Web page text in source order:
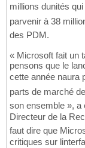
millions dunités
parvenir à 38
des PDM.
« Microsoft fait un
pensons que le
cette année
parts de marché
son ensemble », a
Directeur de la
faut dire que
critiques sur